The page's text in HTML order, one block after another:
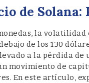
de Solana:
la
de los 130
a la pérdida
movimiento de
En este artículo,